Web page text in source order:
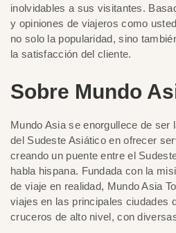
inolvidables a sus visitantes.
y opiniones de viajeros como
no solo la popularidad, sino
la satisfacción del cliente.
Sobre Mundo
Mundo Asia se enorgullece de ser
del Sudeste Asiático en ofrecer
creando un puente entre el
habla hispana. Fundada con la
de viaje en realidad, Mundo Asia
viajes en las principales ciudades
cruceros de alto nivel, con